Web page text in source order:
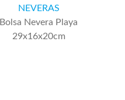
NEVERAS
Bolsa Nevera Playa
29x16x20cm